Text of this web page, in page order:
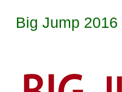
Big Jump 2016